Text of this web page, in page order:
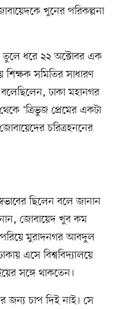
খুনের পরিকল্পনা
তুলে ধরে ২২ অক্টোবর এক
শিক্ষক সমিতির সাধারণ
ঢাকা মহানগর
‘ত্রিভুজ প্রেমের একটা
চরিত্রহননের
ছিলেন বলে জানান
জোবায়েদ খুব কম
পেরিয়ে মুরাদনগর আবদুল
এসে বিশ্ববিদ্যালয়ে
সঙ্গে থাকতেন।
জন্য চাপ দিই নাই। সে